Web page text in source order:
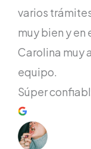
varios
muy bien y
Carolina muy
equipo.
Súper